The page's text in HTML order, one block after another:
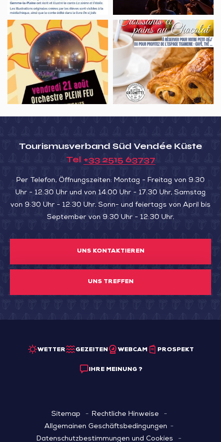
Concert
avec
l’Orchestre
PLEIN
FEU
Croissants
&
pains
chocolat
au
Tourismusverband Süd Vendée Küste
Tel +33 2515 63737
Per Telefon, Öffnungszeiten: Montag - Freitag von 9:30
Uhr - 12:30 Uhr und von 14:00 Uhr - 17:30 Uhr, Samstag
von 9:30 Uhr - 12:30 Uhr. Sonn- und feiertags von April bis
September von 9:30 Uhr - 12:30 Uhr.
UNS KONTAKTIEREN
UNS TREFFEN
WETTER GEZEITEN WEBCAM PROSPEKT
IHRE MEINUNG ?
Sitemap
Rechtliche Hinweise
Allgemainen Geschäftsbedingungen
Datenschutzbestimmungen und Cookies